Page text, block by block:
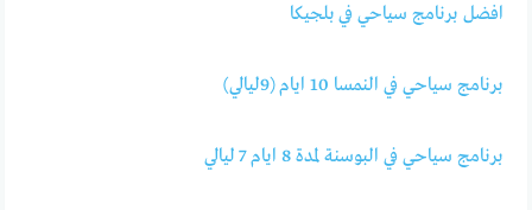
افضل برنامج سياحي في بلجيكا
برنامج سياحي في النمسا 10 ايام (9ليالي)
برنامج سياحي في البوسنة لمدة 8 ايام 7 ليالي